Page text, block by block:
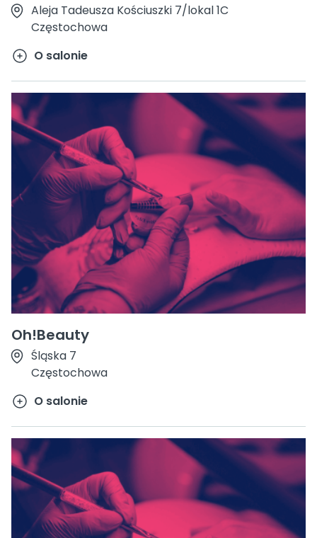
Aleja Tadeusza Kościuszki 7/lokal 1C
Częstochowa
O salonie
Oh!Beauty
Śląska 7
Częstochowa
O salonie